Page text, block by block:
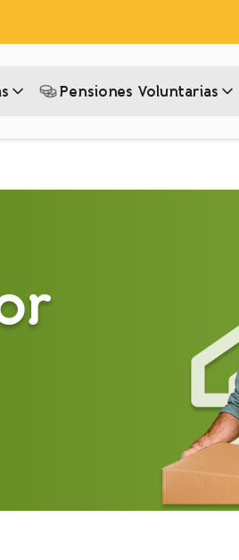
Pensiones Voluntarias‎